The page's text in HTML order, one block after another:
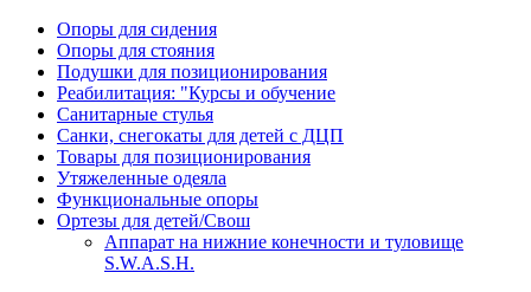
Опоры для сидения
Опоры для стояния
Подушки для позиционирования
Реабилитация: "Курсы и обучение
Санитарные стулья
Санки, снегокаты для детей с ДЦП
Товары для позиционирования
Утяжеленные одеяла
Функциональные опоры
Ортезы для детей/Свош
Аппарат на нижние конечности и туловище
S.W.A.S.H.